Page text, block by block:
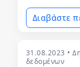
Διαβάστε
31.08.2023 •
δεδομένων